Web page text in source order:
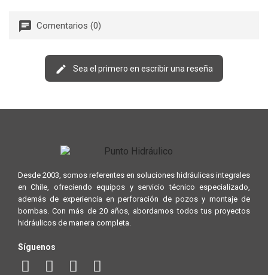
Comentarios (0)
Sea el primero en escribir una reseña
Desde 2003, somos referentes en soluciones hidráulicas integrales
en Chile, ofreciendo equipos y servicio técnico especializado,
además de experiencia en perforación de pozos y montaje de
bombas. Con más de 20 años, abordamos todos tus proyectos
hidráulicos de manera completa.
Síguenos